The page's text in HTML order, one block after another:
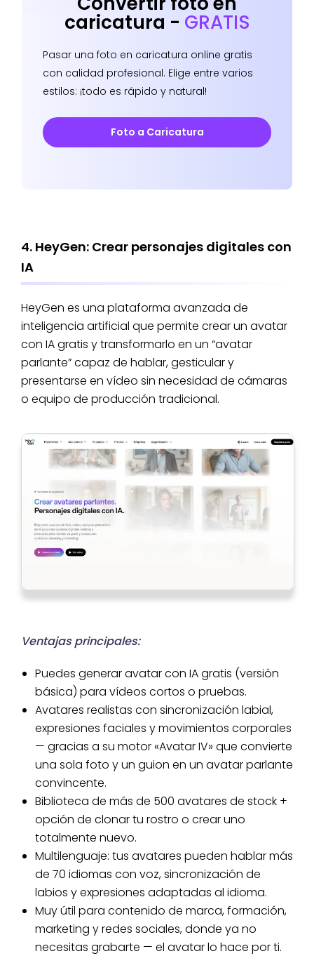
caricatura - GRATIS
Pasar una foto en caricatura online gratis
con calidad profesional. Elige entre varios
estilos: ¡todo es rápido y natural!
Foto a Caricatura
4. HeyGen: Crear personajes digitales con
IA
HeyGen es una plataforma avanzada de
inteligencia artificial que permite crear un avatar
con IA gratis y transformarlo en un “avatar
parlante” capaz de hablar, gesticular y
presentarse en vídeo sin necesidad de cámaras
o equipo de producción tradicional.
Ventajas principales:
Puedes generar avatar con IA gratis (versión
básica) para vídeos cortos o pruebas.
Avatares realistas con sincronización labial,
expresiones faciales y movimientos corporales
— gracias a su motor «Avatar IV» que convierte
una sola foto y un guion en un avatar parlante
convincente.
Biblioteca de más de 500 avatares de stock +
opción de clonar tu rostro o crear uno
totalmente nuevo.
Multilenguaje: tus avatares pueden hablar más
de 70 idiomas con voz, sincronización de
labios y expresiones adaptadas al idioma.
Muy útil para contenido de marca, formación,
marketing y redes sociales, donde ya no
necesitas grabarte — el avatar lo hace por ti.